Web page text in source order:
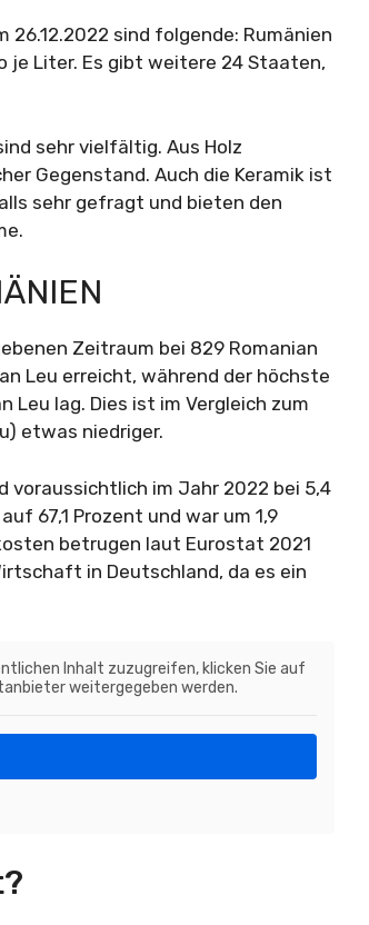
26.12.2022 sind folgende: Rumänien
je Liter. Es gibt weitere 24 Staaten,
sehr vielfältig. Aus Holz
Gegenstand. Auch die Keramik ist
sehr gefragt und bieten den
Zeitraum bei 829 Romanian
Leu erreicht, während der höchste
Leu lag. Dies ist im Vergleich zum
etwas niedriger.
voraussichtlich im Jahr 2022 bei 5,4
67,1 Prozent und war um 1,9
betrugen laut Eurostat 2021
in Deutschland, da es ein
Inhalt zuzugreifen, klicken Sie auf
weitergegeben werden.